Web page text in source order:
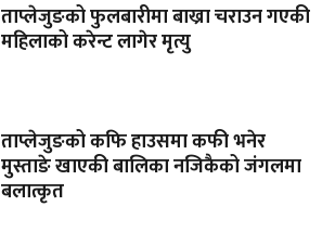
ताप्लेजुङको फुलबारीमा बाख्रा चराउन गएकी
महिलाको करेन्ट लागेर मृत्यु
ताप्लेजुङको कफि हाउसमा कफी भनेर
मुस्ताङे खाएकी बालिका नजिकैको जंगलमा
बलात्कृत